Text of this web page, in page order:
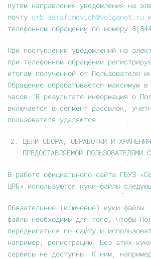
путем направления уведомления на
почту crb_serafimovich@volganet.ru
телефонном обращении по номеру
При поступлении уведомлений на
при телефонном обращении
итогам полученной от Пользователя
Обращение обрабатывается максимум
часов. В результате информация о
включается в сегмент рассылок,
пользователя удаляется.
ЦЕЛИ СБОРА, ОБРАБОТКИ И
ПРЕДОСТАВЛЯЕМОЙ ПОЛЬЗОВАТЕЛЯМИ
В работе официального сайта ГБУЗ
ЦРБ» используются куки-файлы
Обязательные (ключевые) куки-
файлы необходимы для того, чтобы
передвигаться по сайту и
например, регистрацию. Без этих
сервисы не доступны. К ним,